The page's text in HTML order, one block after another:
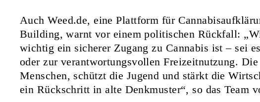
Auch Weed.de, eine Plattform für
Building, warnt vor einem politischen Rückfall:
wichtig ein sicherer Zugang zu Cannabis ist – sei
oder zur verantwortungsvollen Freizeitnutzung.
Menschen, schützt die Jugend und stärkt die
ein Rückschritt in alte Denkmuster“, so das Team